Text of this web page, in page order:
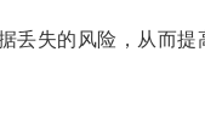
失的风险，从而提